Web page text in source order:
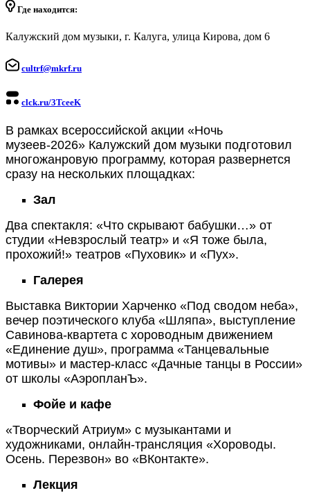
Где находится:
Калужский дом музыки, г. Калуга, улица Кирова, дом 6
cultrf@mkrf.ru
clck.ru/3TceeK
В рамках всероссийской акции «Ночь
музеев-2026» Калужский дом музыки подготовил
многожанровую программу, которая развернется
сразу на нескольких площадках:
Зал
Два спектакля: «Что скрывают бабушки…» от
студии «Невзрослый театр» и «Я тоже была,
прохожий!» театров «Пуховик» и «Пух».
Галерея
Выставка Виктории Харченко «Под сводом неба»,
вечер поэтического клуба «Шляпа», выступление
Савинова-квартета с хороводным движением
«Единение душ», программа «Танцевальные
мотивы» и мастер-класс «Дачные танцы в России»
от школы «АэропланЪ».
Фойе и кафе
«Творческий Атриум» с музыкантами и
художниками, онлайн-трансляция «Хороводы.
Осень. Перезвон» во «ВКонтакте».
Лекция